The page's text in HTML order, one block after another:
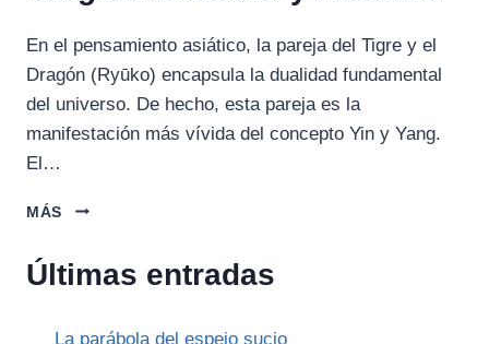
En el pensamiento asiático, la pareja del Tigre y el
Dragón (Ryūko) encapsula la dualidad fundamental
del universo. De hecho, esta pareja es la
manifestación más vívida del concepto Yin y Yang.
El…
MÁS
LA
TIGRE
Últimas entradas
La parábola del espejo sucio